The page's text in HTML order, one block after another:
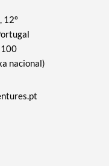
12º
nacional)